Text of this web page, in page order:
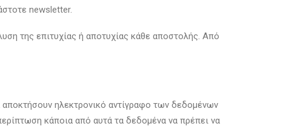
newsletter.
της επιτυχίας ή αποτυχίας κάθε αποστολής. Από
αποκτήσουν ηλεκτρονικό αντίγραφο των δεδομένων
κάποια από αυτά τα δεδομένα να πρέπει να